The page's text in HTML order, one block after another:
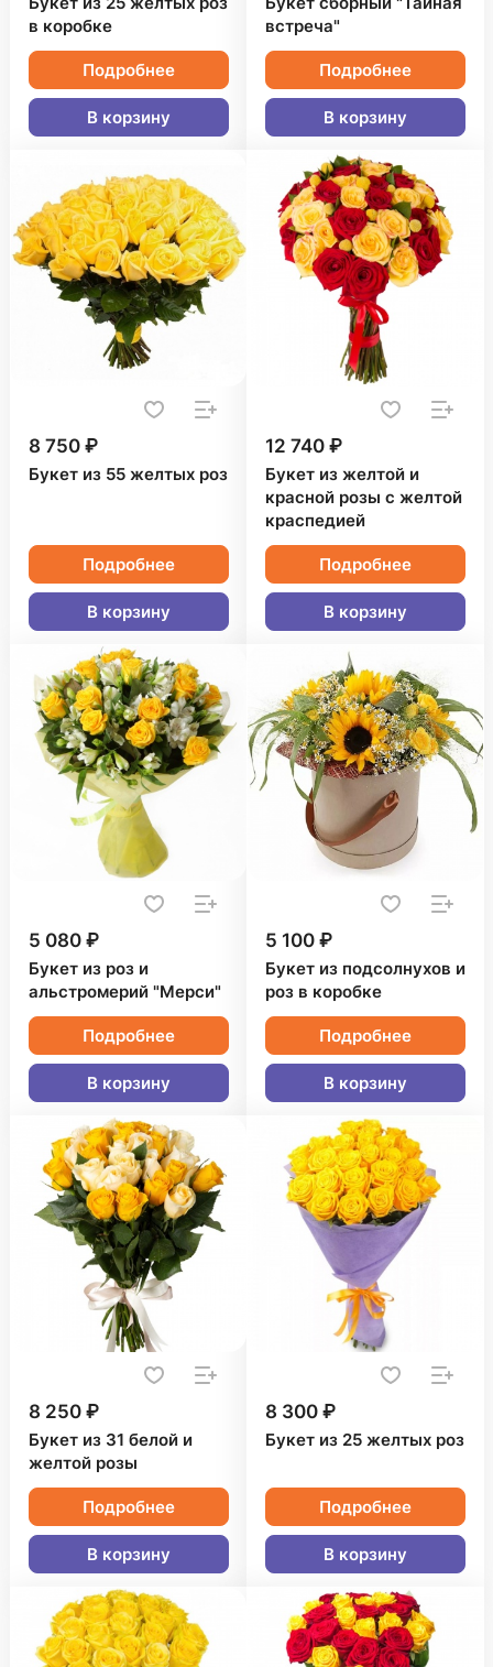
в коробке
Подробнее
В корзину
встреча"
Подробнее
В корзину
8 750 ₽
Букет из 55 желтых роз
Подробнее
В корзину
12 740 ₽
Букет из желтой и
красной розы с желтой
краспедией
Подробнее
В корзину
5 080 ₽
Букет из роз и
альстромерий "Мерси"
Подробнее
В корзину
5 100 ₽
Букет из подсолнухов и
роз в коробке
Подробнее
В корзину
8 250 ₽
Букет из 31 белой и
желтой розы
Подробнее
В корзину
8 300 ₽
Букет из 25 желтых роз
Подробнее
В корзину